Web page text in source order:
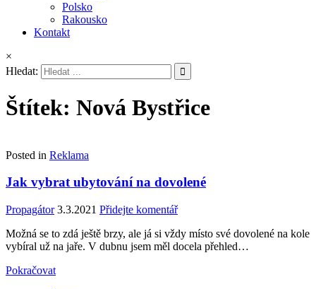
Polsko
Rakousko
Kontakt
×
Hledat:
Štítek: Nová Bystřice
Posted in Reklama
Jak vybrat ubytování na dovolené
Propagátor 3.3.2021 Přidejte komentář
Možná se to zdá ještě brzy, ale já si vždy místo své dovolené na kole
vybíral už na jaře. V dubnu jsem měl docela přehled…
Pokračovat